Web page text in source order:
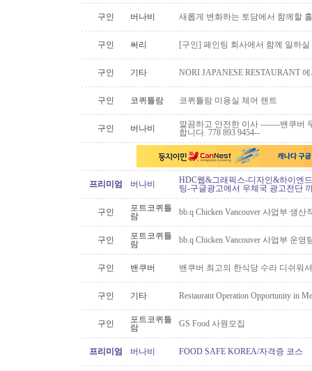
구인 버나비 새롭게 변화하는 토담에서 함께할
구인 써리 [구인] 페인팅 회사에서 함께 일하
구인 기타 NORI JAPANESE RESTAURANT
구인 코퀴틀람 코퀴틀람 미용실 체어 랜트
구인 버나비
깔끔하고 안전한 이사 -------밴쿠버
합니다. 778 893 9454--
프리미엄 버나비
HDC웹&그래픽스-디자인&하이엔
팅-구글광고에서 우체국 광고전단
구인
포트코퀴틀
람
bb.q Chicken Vancouver 사업부 생
구인
포트코퀴틀
람
bb.q Chicken Vancouver 사업부 운
구인 밴쿠버 밴쿠버 최고의 한식당 수라 디쉬워
구인 기타 Restaurant Operation Opportunity in
구인
포트코퀴틀
람
GS Food 사원모집
프리미엄 버나비 FOOD SAFE KOREA/자격증 코스